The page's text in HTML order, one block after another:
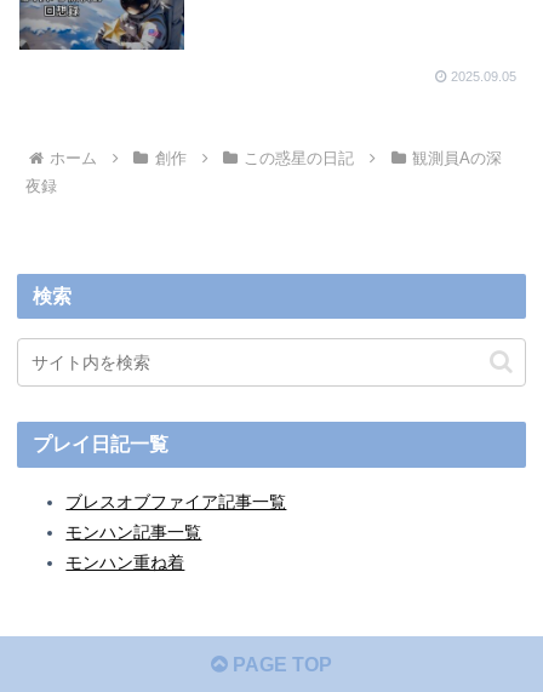
2025.09.05
ホーム 創作 この惑星の日記
観測員Aの深
夜録
検索
プレイ日記一覧
ブレスオブファイア記事一覧
モンハン記事一覧
モンハン重ね着
PAGE TOP